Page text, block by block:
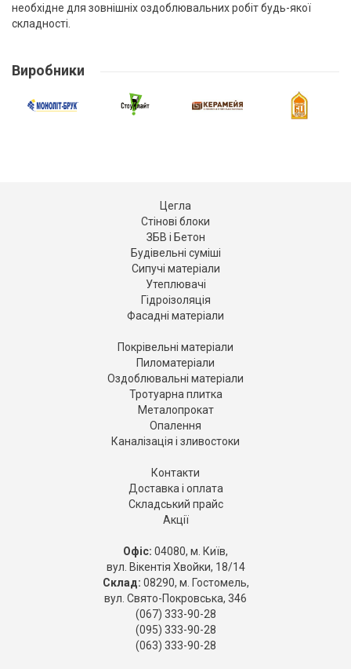
необхідне для зовнішніх оздоблювальних робіт будь-якої
складності.
Виробники
Цегла
Стінові блоки
ЗБВ і Бетон
Будівельні суміші
Сипучі матеріали
Утеплювачі
Гідроізоляція
Фасадні матеріали
Покрівельні матеріали
Пиломатеріали
Оздоблювальні матеріали
Тротуарна плитка
Металопрокат
Опалення
Каналізація і зливостоки
Контакти
Доставка і оплата
Складський прайс
Акції
Офіс: 04080, м. Київ,
вул. Вікентія Хвойки, 18/14
Склад: 08290, м. Гостомель,
вул. Свято-Покровська, 346
(067) 333-90-28
(095) 333-90-28
(063) 333-90-28